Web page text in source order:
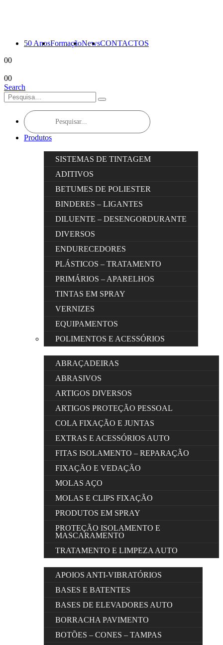
50 AnosFormaçãoNewsCONTACTOS
00
00
Search
Products
search
Produtos
SISTEMAS DE TINTAGEM
ADITIVOS
BETUMES DE POLIESTER
BINDERES – LIGANTES
DILUENTE – DESENGORDURANTE
DIVERSOS
ENDURECEDORES
PLÁSTICOS – TRATAMENTO
PRIMÁRIOS – APARELHOS
TINTAS EM SPRAY
VERNIZES
EQUIPAMENTOS
POLIMENTOS E ACESSÓRIOS
ABRAÇADEIRAS
ABRASIVOS
ARTIGOS DIVERSOS
ARTIGOS PROTEÇÃO PESSOAL
COLA FIXAÇÃO E JUNTAS
EXTRAS E ACESSÓRIOS AUTO
FITAS ISOLAMENTO – REPARAÇÃO
FIXAÇÃO E VEDAÇÃO
MOLAS AÇO
MOLAS E CLIPS FIXAÇÃO
PRODUTOS EM SPRAY
PROTEÇÃO ISOLAMENTO E
MASCARAMENTO
TRATAMENTO E LIMPEZA AUTO
APOIOS ANTI-VIBRATÓRIOS
BASES E BATENTES
BASES DE ELEVADORES AUTO
BORRACHA PAVIMENTO
BOTÕES – CONES – TAMPAS